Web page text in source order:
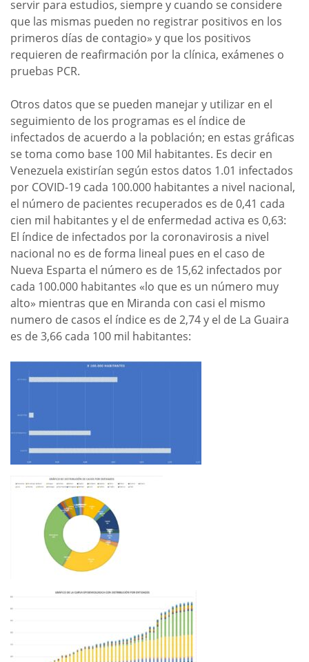
servir para estudios, siempre y cuando se considere
que las mismas pueden no registrar positivos en los
primeros días de contagio» y que los positivos
requieren de reafirmación por la clínica, exámenes o
pruebas PCR.
Otros datos que se pueden manejar y utilizar en el
seguimiento de los programas es el índice de
infectados de acuerdo a la población; en estas gráficas
se toma como base 100 Mil habitantes. Es decir en
Venezuela existirían según estos datos 1.01 infectados
por COVID-19 cada 100.000 habitantes a nivel nacional,
el número de pacientes recuperados es de 0,41 cada
cien mil habitantes y el de enfermedad activa es 0,63:
El índice de infectados por la coronavirosis a nivel
nacional no es de forma lineal pues en el caso de
Nueva Esparta el número es de 15,62 infectados por
cada 100.000 habitantes «lo que es un número muy
alto» mientras que en Miranda con casi el mismo
numero de casos el índice es de 2,74 y el de La Guaira
es de 3,66 cada 100 mil habitantes: